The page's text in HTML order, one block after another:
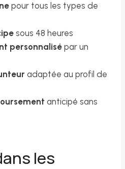
pour tous les types de
sous 48 heures
personnalisé par un
adaptée au profil de
anticipé sans
les